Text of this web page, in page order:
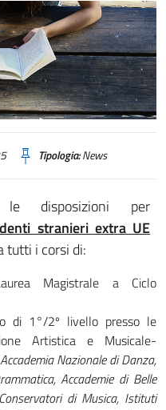
Tipologia:News
disposizioni per
stranieri extra UE
tutti i corsi di:
Magistrale a Ciclo
di 1°/2º livello presso le
Artistica e Musicale-
Nazionale di Danza,
Accademie di Belle
di Musica, Istituti